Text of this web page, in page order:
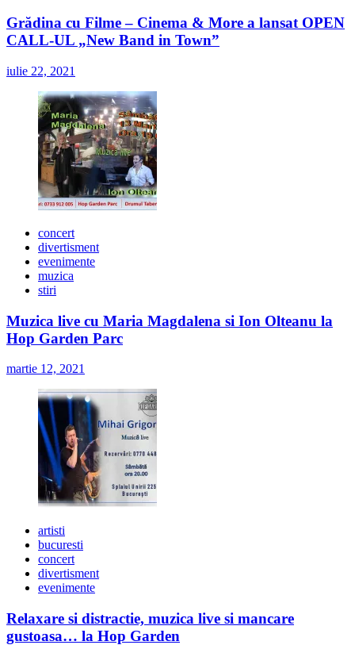
Grădina cu Filme – Cinema & More a lansat OPEN
CALL-UL „New Band in Town”
iulie 22, 2021
concert
divertisment
evenimente
muzica
stiri
Muzica live cu Maria Magdalena si Ion Olteanu la
Hop Garden Parc
martie 12, 2021
artisti
bucuresti
concert
divertisment
evenimente
Relaxare si distractie, muzica live si mancare
gustoasa… la Hop Garden